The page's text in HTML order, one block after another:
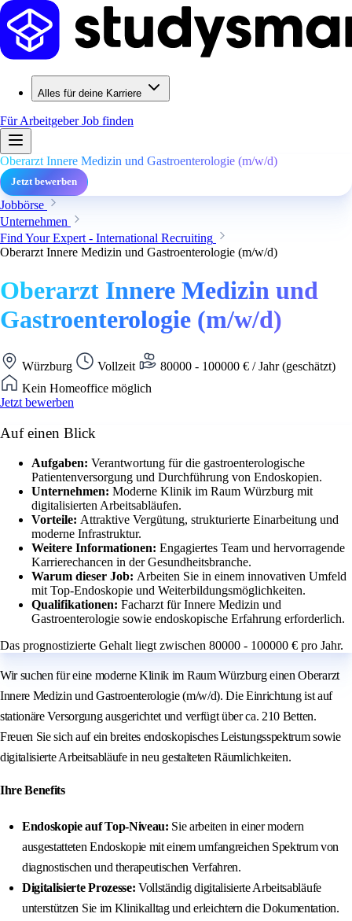
Alles für deine Karriere
Für ArbeitgeberJob finden
Oberarzt Innere Medizin und Gastroenterologie (m/w/d)
Jetzt bewerben
Jobbörse
Unternehmen
Find Your Expert - International Recruiting
Oberarzt Innere Medizin und Gastroenterologie (m/w/d)
Oberarzt Innere Medizin und
Gastroenterologie (m/w/d)
Würzburg Vollzeit
80000 - 100000 € / Jahr (geschätzt)
Kein Homeoffice möglich
Jetzt bewerben
Auf einen Blick
Aufgaben: Verantwortung für die gastroenterologische
Patientenversorgung und Durchführung von Endoskopien.
Unternehmen: Moderne Klinik im Raum Würzburg mit
digitalisierten Arbeitsabläufen.
Vorteile: Attraktive Vergütung, strukturierte Einarbeitung und
moderne Infrastruktur.
Weitere Informationen: Engagiertes Team und hervorragende
Karrierechancen in der Gesundheitsbranche.
Warum dieser Job: Arbeiten Sie in einem innovativen Umfeld
mit Top-Endoskopie und Weiterbildungsmöglichkeiten.
Qualifikationen: Facharzt für Innere Medizin und
Gastroenterologie sowie endoskopische Erfahrung erforderlich.
Das prognostizierte Gehalt liegt zwischen 80000 - 100000 € pro Jahr.
Wir suchen für eine moderne Klinik im Raum Würzburg einen Oberarzt
Innere Medizin und Gastroenterologie (m/w/d). Die Einrichtung ist auf
stationäre Versorgung ausgerichtet und verfügt über ca. 210 Betten.
Freuen Sie sich auf ein breites endoskopisches Leistungsspektrum sowie
digitalisierte Arbeitsabläufe in neu gestalteten Räumlichkeiten.
Ihre Benefits
Endoskopie auf Top-Niveau: Sie arbeiten in einer modern
ausgestatteten Endoskopie mit einem umfangreichen Spektrum von
diagnostischen und therapeutischen Verfahren.
Digitalisierte Prozesse: Vollständig digitalisierte Arbeitsabläufe
unterstützen Sie im Klinikalltag und erleichtern die Dokumentation.